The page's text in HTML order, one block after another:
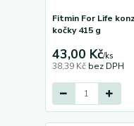
Fitmin For Life
kočky 415 g
43,00 Kč/ks
38,39 Kč bez DPH